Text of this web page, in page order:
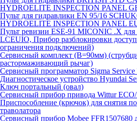
HYDROELITE INSPECTION PANEL
Пульт для гидравлики EN 95/16
HYDROELITE INSPECTION PANEL
Пульт ревизии ESE-91 MICONIC .X для
LCEUIO, Прибор разблокировки
ограничения подключений)
Сервисный комплект (В=90мм)
растормаживающий рычаг)
Сервисный программатор Sigma Service
Диагностическое устройство Hyundai
Ключ портальный (овал)
Сервисный прибор привода Wittur
Приспособление (крючок) для снятия
траволатора
Сервисный прибор Mobee FFR1507680